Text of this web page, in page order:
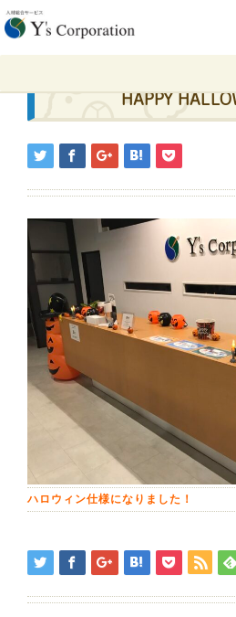
HAPPY HALLOWEEN!!!
HAPPY
ハロウィン仕様になりました！